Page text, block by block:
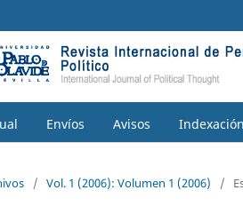
Envíos Avisos Indexación
/ Vol. 1 (2006): Volumen 1 (2006) /